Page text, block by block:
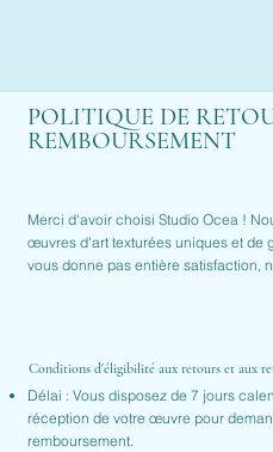
POLITIQUE DE
REMBOURSEMENT
Merci d'avoir choisi Studio Ocea !
œuvres d'art texturées uniques et de
vous donne pas entière satisfaction,
Conditions d'éligibilité aux retours et aux
Délai : Vous disposez de 7 jours
réception de votre œuvre pour
remboursement.